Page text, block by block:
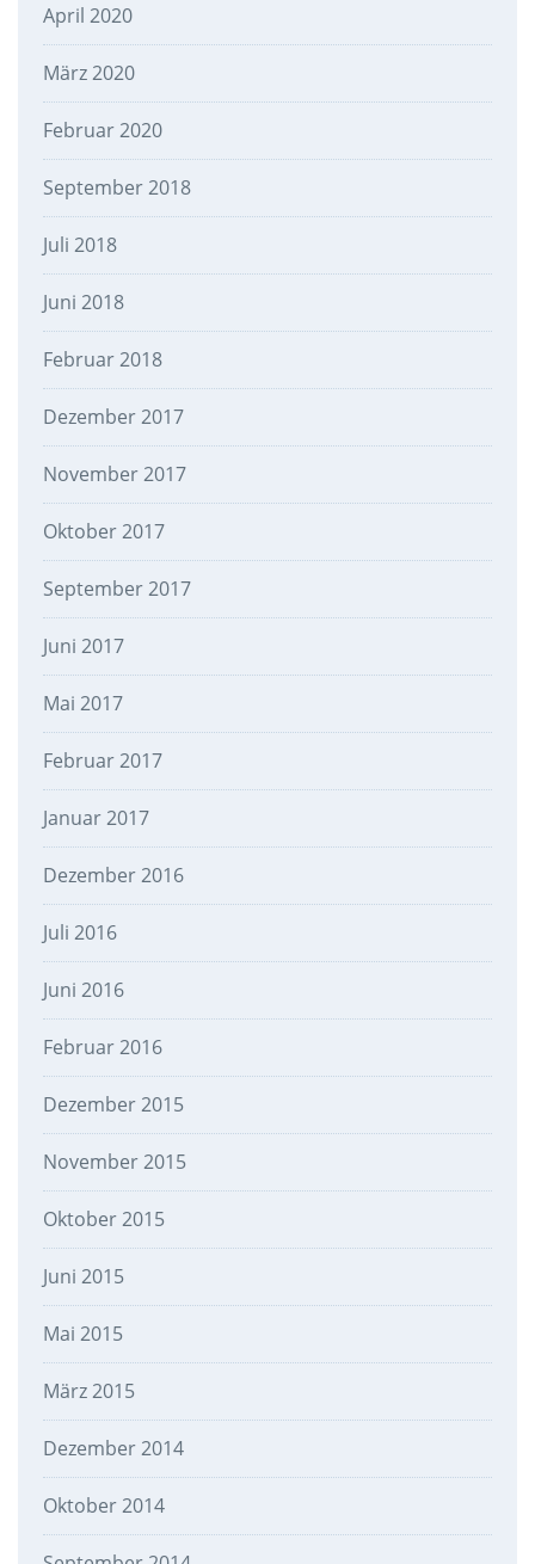
April 2020
März 2020
Februar 2020
September 2018
Juli 2018
Juni 2018
Februar 2018
Dezember 2017
November 2017
Oktober 2017
September 2017
Juni 2017
Mai 2017
Februar 2017
Januar 2017
Dezember 2016
Juli 2016
Juni 2016
Februar 2016
Dezember 2015
November 2015
Oktober 2015
Juni 2015
Mai 2015
März 2015
Dezember 2014
Oktober 2014